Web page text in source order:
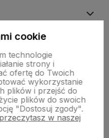
cookie
technologie
strony i
ofertę do Twoich
wykorzystanie
plików i przejść do
plików do swoich
"Dostosuj zgody".
w naszej